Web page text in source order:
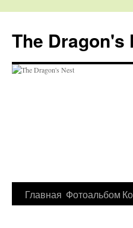
The Dragon's
Перейти
Главная Фотоальбом